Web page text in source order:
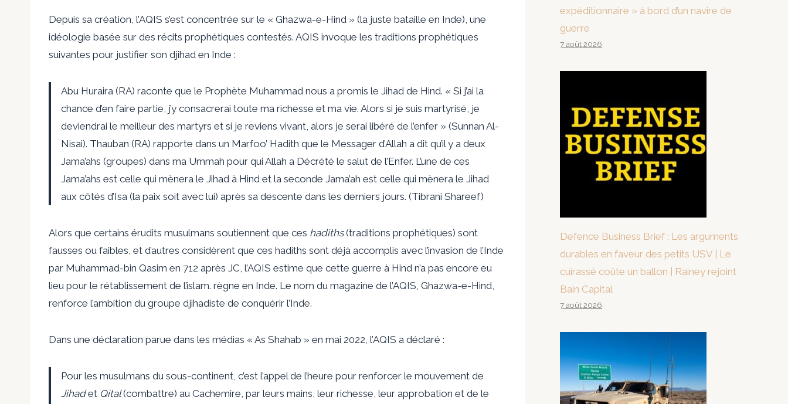
Depuis sa création, l’AQIS s’est concentrée sur le « Ghazwa-e-Hind » (la juste bataille en Inde), une
idéologie basée sur des récits prophétiques contestés. AQIS invoque les traditions prophétiques
suivantes pour justifier son djihad en Inde :
Abu Huraira (RA) raconte que le Prophète Muhammad nous a promis le Jihad de Hind. « Si j’ai la
chance d’en faire partie, j’y consacrerai toute ma richesse et ma vie. Alors si je suis martyrisé, je
deviendrai le meilleur des martyrs et si je reviens vivant, alors je serai libéré de l’enfer » (Sunnan Al-
Nisai). Thauban (RA) rapporte dans un Marfoo’ Hadith que le Messager d’Allah a dit qu’il y a deux
Jama’ahs (groupes) dans ma Ummah pour qui Allah a Décrété le salut de l’Enfer. L’une de ces
Jama’ahs est celle qui mènera le Jihad à Hind et la seconde Jama’ah est celle qui mènera le Jihad
aux côtés d’Isa (la paix soit avec lui) après sa descente dans les derniers jours. (Tibrani Shareef)
Alors que certains érudits musulmans soutiennent que ces hadiths(traditions prophétiques) sont
fausses ou faibles, et d’autres considèrent que ces hadiths sont déjà accomplis avec l’invasion de l’Inde
par Muhammad-bin Qasim en 712 après JC, l’AQIS estime que cette guerre à Hind n’a pas encore eu
lieu pour le rétablissement de l’islam. règne en Inde. Le nom du magazine de l’AQIS, Ghazwa-e-Hind,
renforce l’ambition du groupe djihadiste de conquérir l’Inde.
Dans une déclaration parue dans les médias « As Shahab » en mai 2022, l’AQIS a déclaré :
Pour les musulmans du sous-continent, c’est l’appel de l’heure pour renforcer le mouvement de
Jihadet Qital(combattre) au Cachemire, par leurs mains, leur richesse, leur approbation et de le
expéditionnaire » à bord d’un navire de
guerre
7 août 2026
Defence Business Brief : Les arguments
durables en faveur des petits USV | Le
cuirassé coûte un ballon | Rainey rejoint
Bain Capital
7 août 2026